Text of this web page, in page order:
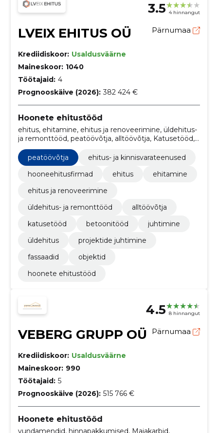
3.5 4 hinnangut
LVEIX EHITUS OÜ Pärnumaa
Krediidiskoor: Usaldusväärne
Maineskoor: 1040
Töötajaid: 4
Prognooskäive (2026): 382 424 €
Hoonete ehitustööd
ehitus, ehitamine, ehitus ja renoveerimine, üldehitus-
ja remonttööd, peatöövõtja, alltöövõtja, Katusetööd,
betoonitööd, juhtimine, Üldehitus
peatöövõtja
ehitus- ja kinnisvarateenused
hooneehitusfirmad
ehitus
ehitamine
ehitus ja renoveerimine
üldehitus- ja remonttööd
alltöövõtja
katusetööd
betoonitööd
juhtimine
üldehitus
projektide juhtimine
fassaadid
objektid
hoonete ehitustööd
4.5 8 hinnangut
VEBERG GRUPP OÜ Pärnumaa
Krediidiskoor: Usaldusväärne
Maineskoor: 990
Töötajaid: 5
Prognooskäive (2026): 515 766 €
Hoonete ehitustööd
vundamendid, hinnapakkumised, Majakarbid,